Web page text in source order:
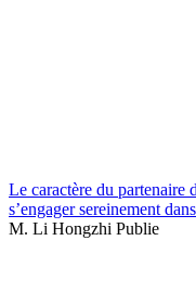
Le caractère du partenaire
s’engager sereinement
M. Li Hongzhi Publie